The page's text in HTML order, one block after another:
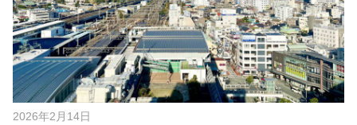
お
届
け
し
ま
す
！
2026年2月14日